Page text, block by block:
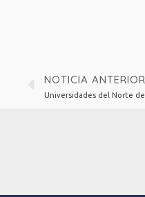
NOTICIA ANTERIOR